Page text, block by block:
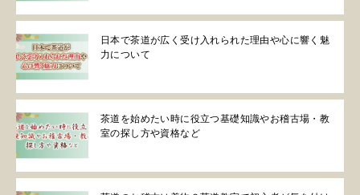
日本で茶道が広く受け入れられた理由や心に響く魅
力について
茶道を始めたい時に役立つ基礎知識やお稽古場・教
室の探し方や資格など